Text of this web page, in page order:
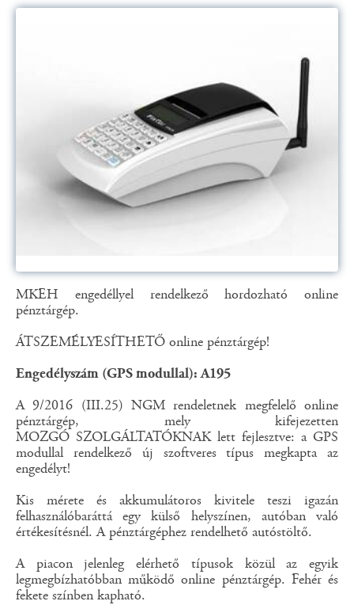
MKEH engedéllyel rendelkező hordozható online
pénztárgép.
ÁTSZEMÉLYESÍTHETŐ online pénztárgép!
Engedélyszám (GPS modullal): A195
A 9/2016 (III.25) NGM rendeletnek megfelelő online
pénztárgép, mely kifejezetten
MOZGÓ SZOLGÁLTATÓKNAK lett fejlesztve: a GPS
modullal rendelkező új szoftveres típus megkapta az
engedélyt!
Kis mérete és akkumulátoros kivitele teszi igazán
felhasználóbaráttá egy külső helyszínen, autóban való
értékesítésnél. A pénztárgéphez rendelhető autóstöltő.
A piacon jelenleg elérhető típusok közül az egyik
legmegbízhatóbban működő online pénztárgép. Fehér és
fekete színben kapható.